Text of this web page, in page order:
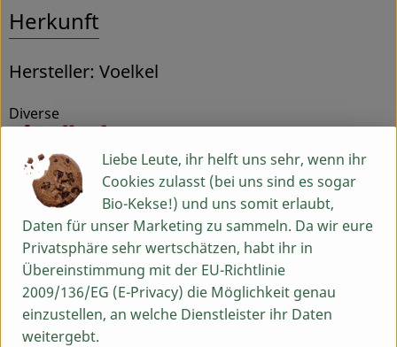
Herkunft
Hersteller: Voelkel
Diverse
Voelkel GmbH
D 29478 Höhbeck
In unserer familiengeführten Naturkostsafterei im
Norden Deutschlands machen wir Saft so, dass alle
etwas davon haben: Unsere Kund*innen,
Mitarbeiter*innen, Anbaupartner*innen und besonders
die Natur – und das seit mehr als 85 Jahren. Wie wir das
machen? Mit 100 % Bio und Demeter und einem fairen
Liebe Leute, ihr helft uns sehr, wenn ihr
Cookies zulasst (bei uns sind es sogar
Bio-Kekse!) und uns somit erlaubt,
Daten für unser Marketing zu sammeln. Da wir eure
Privatsphäre sehr wertschätzen, habt ihr in
Übereinstimmung mit der EU-Richtlinie
2009/136/EG (E-Privacy) die Möglichkeit genau
einzustellen, an welche Dienstleister ihr Daten
weitergebt.